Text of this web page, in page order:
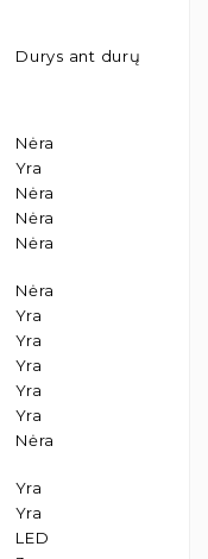
Durys ant durų
Nėra
Yra
Nėra
Nėra
Nėra
Nėra
Yra
Yra
Yra
Yra
Yra
Nėra
Yra
Yra
LED